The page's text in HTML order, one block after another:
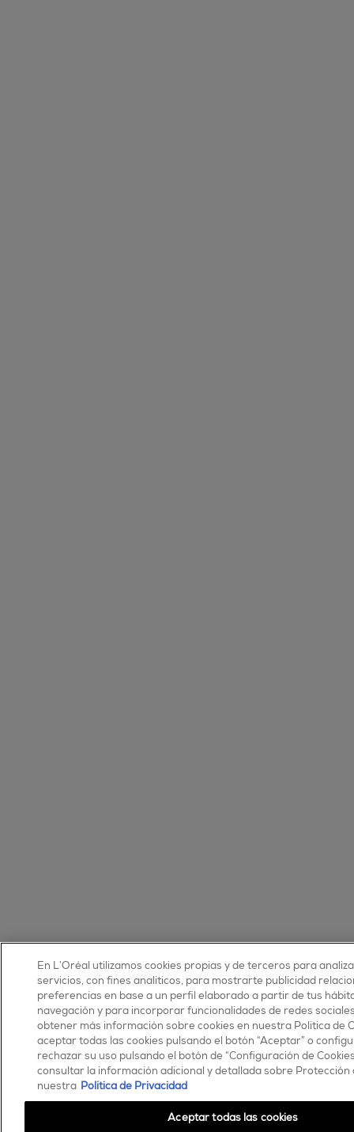
En L’Oréal utilizamos cookies propias y de terceros para
servicios, con fines analíticos, para mostrarte publicidad
preferencias en base a un perfil elaborado a partir de tus
navegación y para incorporar funcionalidades de redes
obtener más información sobre cookies en nuestra Política de
aceptar todas las cookies pulsando el botón “Aceptar” o
rechazar su uso pulsando el botón de “Configuración de
consultar la información adicional y detallada sobre Protección
nuestra Política de Privacidad
Aceptar todas las cookies